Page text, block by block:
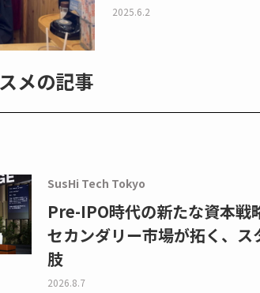
2025.6.2
メの記事
SusHi Tech Tokyo
Pre-IPO時代の新たな資本戦
セカンダリー市場が拓く、
肢
2026.8.7